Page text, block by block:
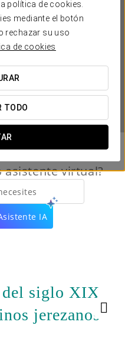
política de cookies.
mediante el botón
rechazar su uso
de cookies
TODO
asistente virtual?
IA
del siglo XIX
jerezanos